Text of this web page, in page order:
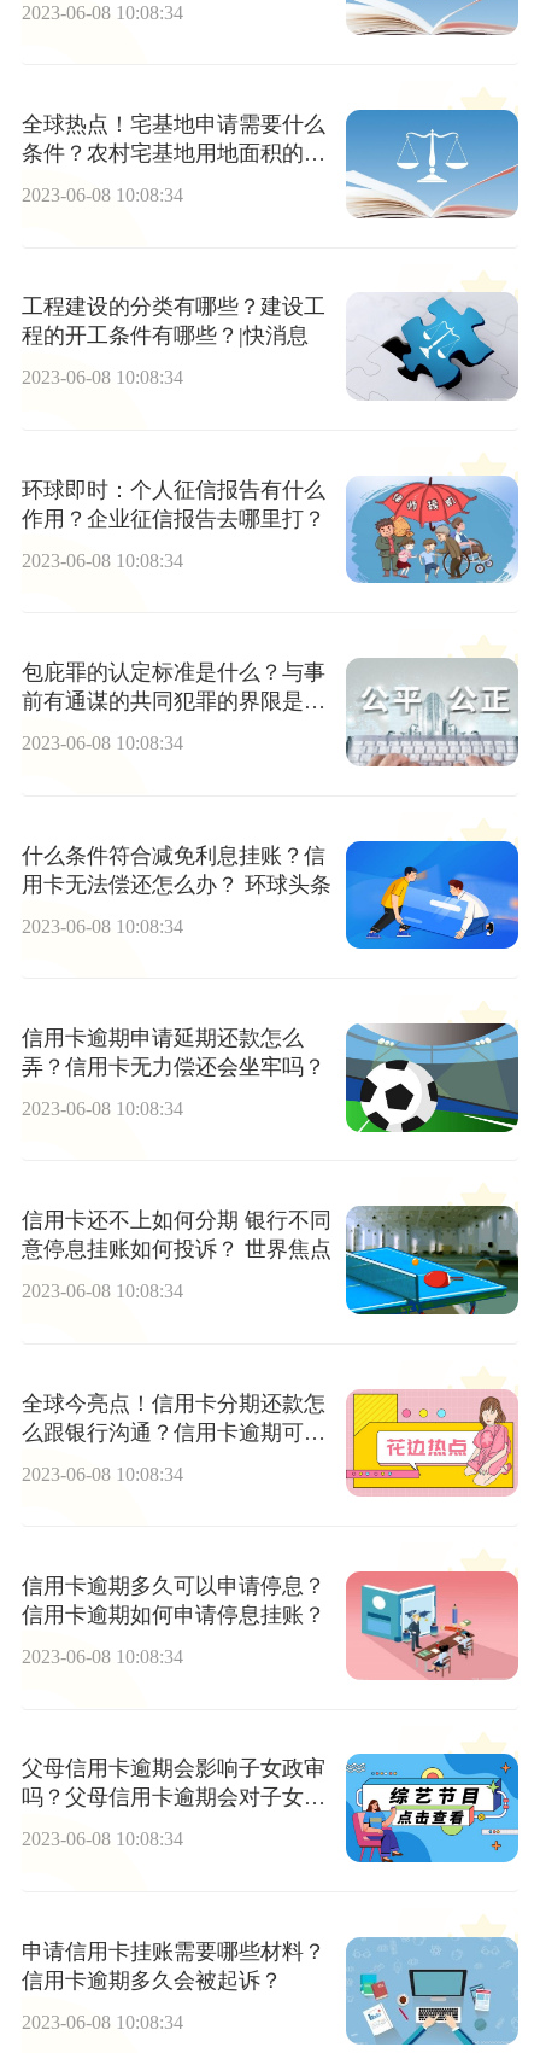
2023-06-08 10:08:34
全球热点！宅基地申请需要什么
条件？农村宅基地用地面积的规
定
2023-06-08 10:08:34
工程建设的分类有哪些？建设工
程的开工条件有哪些？|快消息
2023-06-08 10:08:34
环球即时：个人征信报告有什么
作用？企业征信报告去哪里打？
2023-06-08 10:08:34
包庇罪的认定标准是什么？与事
前有通谋的共同犯罪的界限是什
么？
2023-06-08 10:08:34
什么条件符合减免利息挂账？信
用卡无法偿还怎么办？ 环球头条
2023-06-08 10:08:34
信用卡逾期申请延期还款怎么
弄？信用卡无力偿还会坐牢吗？
2023-06-08 10:08:34
信用卡还不上如何分期 银行不同
意停息挂账如何投诉？ 世界焦点
2023-06-08 10:08:34
全球今亮点！信用卡分期还款怎
么跟银行沟通？信用卡逾期可以
2023-06-08 10:08:34
信用卡逾期多久可以申请停息？
信用卡逾期如何申请停息挂账？
2023-06-08 10:08:34
父母信用卡逾期会影响子女政审
吗？父母信用卡逾期会对子女造
成什么影响？
2023-06-08 10:08:34
申请信用卡挂账需要哪些材料？
信用卡逾期多久会被起诉？
2023-06-08 10:08:34